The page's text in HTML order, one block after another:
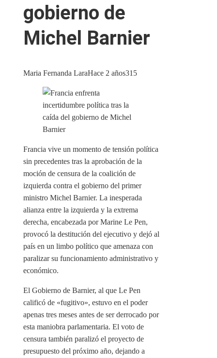
gobierno de
Michel Barnier
Maria Fernanda LaraHace 2 años315
Francia vive un momento de tensión política
sin precedentes tras la aprobación de la
moción de censura de la coalición de
izquierda contra el gobierno del primer
ministro Michel Barnier. La inesperada
alianza entre la izquierda y la extrema
derecha, encabezada por Marine Le Pen,
provocó la destitución del ejecutivo y dejó al
país en un limbo político que amenaza con
paralizar su funcionamiento administrativo y
económico.
El Gobierno de Barnier, al que Le Pen
calificó de «fugitivo», estuvo en el poder
apenas tres meses antes de ser derrocado por
esta maniobra parlamentaria. El voto de
censura también paralizó el proyecto de
presupuesto del próximo año, dejando a